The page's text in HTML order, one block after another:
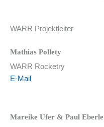
WARR Projektleiter
Mathias Pollety
WARR Rocketry
E-Mail
Mareike Ufer & Paul Eberle